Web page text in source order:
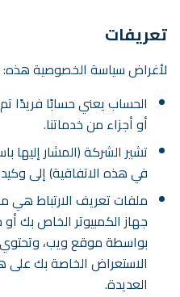
تعريفات
لأغراض سياسة الخصوصية هذه:
الحساب يعني حسابًا فريدًا
أو أجزاء من خدماتنا.
تشير الشركة (المشار إليها
في هذه الاتفاقية) إلى
ملفات تعريف الارتباط
جهاز الكمبيوتر الخاص بك
بواسطة موقع ويب،
الاستعراض الخاصة بك على
العديدة.